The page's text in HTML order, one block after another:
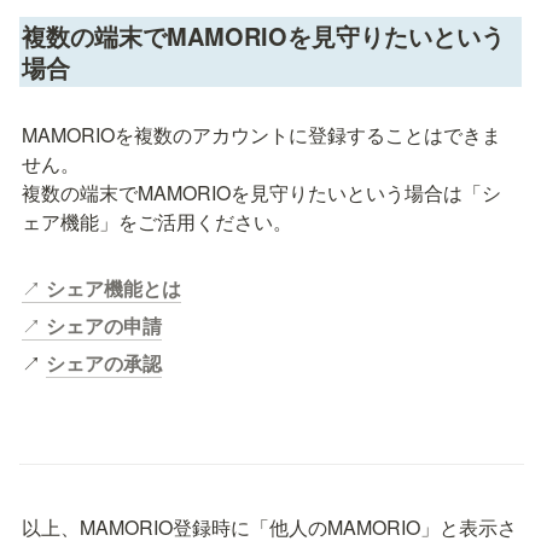
複数の端末でMAMORIOを見守りたいという
場合
MAMORIOを複数のアカウントに登録することはできま
せん。
複数の端末でMAMORIOを見守りたいという場合は「シ
ェア機能」をご活用ください。
↗︎ シェア機能とは
↗︎ シェアの申請
↗︎ シェアの承認
以上、MAMORIO登録時に「他人のMAMORIO」と表示さ